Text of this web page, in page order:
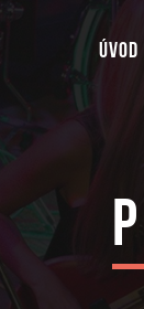
Úvod